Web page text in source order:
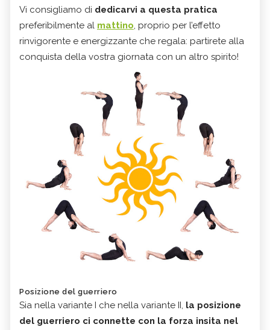
Vi consigliamo di dedicarvi a questa pratica
preferibilmente al mattino, proprio per l’effetto
rinvigorente e energizzante che regala: partirete alla
conquista della vostra giornata con un altro spirito!
Posizione del guerriero
Sia nella variante I che nella variante II, la posizione
del guerriero ci connette con la forza insita nel